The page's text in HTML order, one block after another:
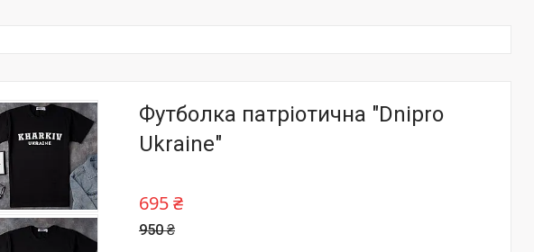
Футболка патріотична "Dnipro
Ukraine"
950 ₴
695 ₴